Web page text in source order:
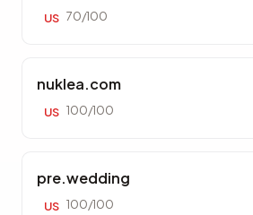
US 70/100
nuklea.com
US 100/100
pre.wedding
US 100/100